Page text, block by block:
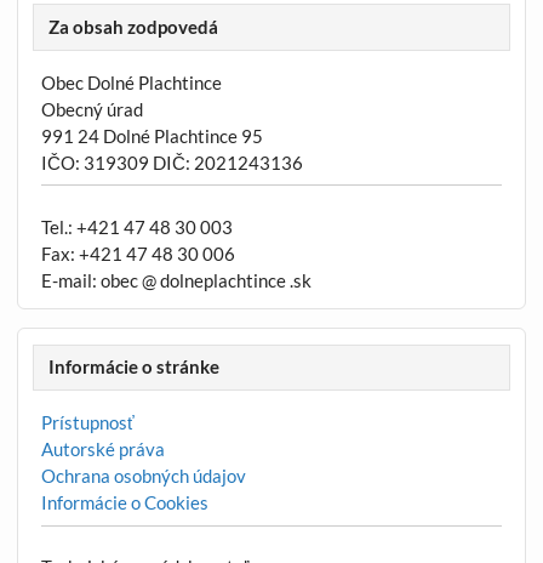
Za obsah zodpovedá
Obec Dolné Plachtince
Obecný úrad
991 24 Dolné Plachtince 95
IČO: 319309 DIČ: 2021243136
Tel.: +421 47 48 30 003
Fax: +421 47 48 30 006
E-mail: obec @ dolneplachtince .sk
Informácie o stránke
Prístupnosť
Autorské práva
Ochrana osobných údajov
Informácie o Cookies